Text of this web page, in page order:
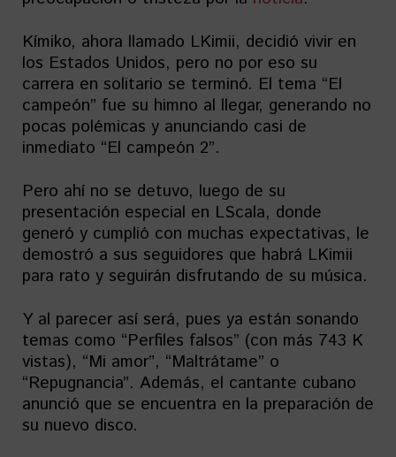
Kímiko, ahora llamado LKimii, decidió vivir en
los Estados Unidos, pero no por eso su
carrera en solitario se terminó. El tema “El
campeón” fue su himno al llegar, generando no
pocas polémicas y anunciando casi de
inmediato “El campeón 2”.
Pero ahí no se detuvo, luego de su
presentación especial en LScala, donde
generó y cumplió con muchas expectativas, le
demostró a sus seguidores que habrá LKimii
para rato y seguirán disfrutando de su música.
Y al parecer así será, pues ya están sonando
temas como “Perfiles falsos” (con más 743 K
vistas), “Mi amor”, “Maltrátame” o
“Repugnancia”. Además, el cantante cubano
anunció que se encuentra en la preparación de
su nuevo disco.